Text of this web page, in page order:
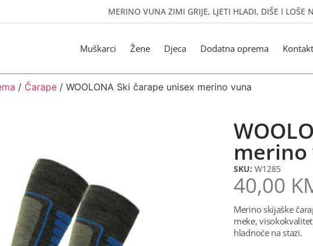
MERINO VUNA ZIMI GRIJE, LJETI HLADI, DIŠE I LOŠE
Muškarci Žene Djeca Dodatna oprema Kontakt
/ Čarape / WOOLONA Ski čarape unisex merino vuna
merino
SKU: W1285
40,00
Merino skijaške
meke,
hladnoće na stazi.